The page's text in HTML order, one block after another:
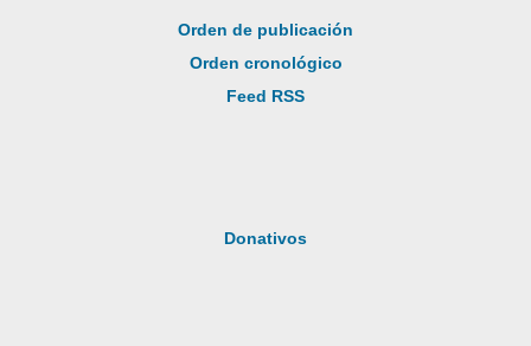
Orden de publicación
Orden cronológico
Feed RSS
Donativos